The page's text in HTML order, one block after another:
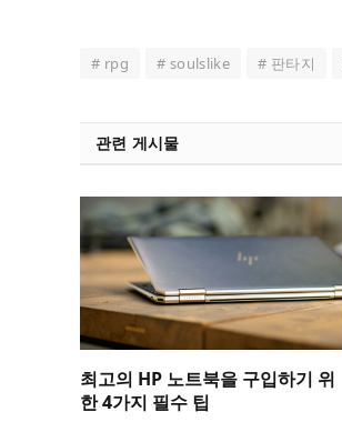
# rpg # soulslike # 판타지
관련 게시물
최고의 HP 노트북을 구입하기 위
한 4가지 필수 팁